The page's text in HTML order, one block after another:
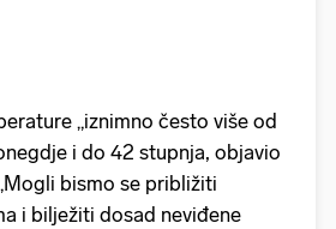
„iznimno često više od
i do 42 stupnja, objavio
bismo se približiti
i bilježiti dosad neviđene